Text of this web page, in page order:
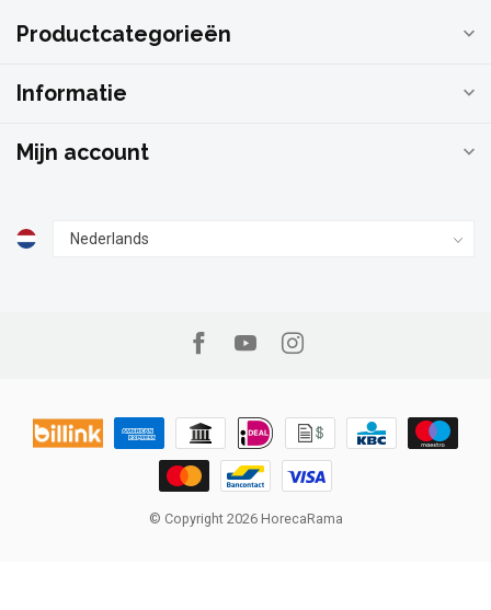
Productcategorieën
Informatie
Mijn account
© Copyright 2026 HorecaRama